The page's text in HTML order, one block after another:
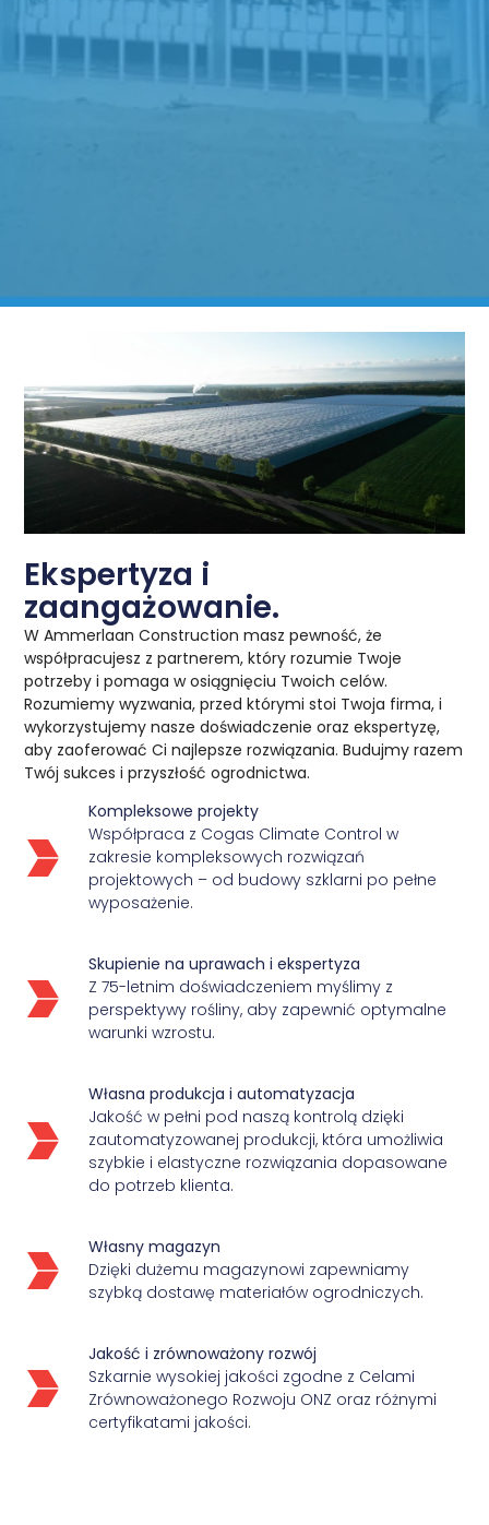
Ekspertyza i
zaangażowanie.
W Ammerlaan Construction masz pewność, że
współpracujesz z partnerem, który rozumie Twoje
potrzeby i pomaga w osiągnięciu Twoich celów.
Rozumiemy wyzwania, przed którymi stoi Twoja firma, i
wykorzystujemy nasze doświadczenie oraz ekspertyzę,
aby zaoferować Ci najlepsze rozwiązania. Budujmy razem
Twój sukces i przyszłość ogrodnictwa.
Kompleksowe projekty
Współpraca z Cogas Climate Control w
zakresie kompleksowych rozwiązań
projektowych – od budowy szklarni po pełne
wyposażenie.
Skupienie na uprawach i ekspertyza
Z 75-letnim doświadczeniem myślimy z
perspektywy rośliny, aby zapewnić optymalne
warunki wzrostu.
Własna produkcja i automatyzacja
Jakość w pełni pod naszą kontrolą dzięki
zautomatyzowanej produkcji, która umożliwia
szybkie i elastyczne rozwiązania dopasowane
do potrzeb klienta.
Własny magazyn
Dzięki dużemu magazynowi zapewniamy
szybką dostawę materiałów ogrodniczych.
Jakość i zrównoważony rozwój
Szkarnie wysokiej jakości zgodne z Celami
Zrównoważonego Rozwoju ONZ oraz różnymi
certyfikatami jakości.